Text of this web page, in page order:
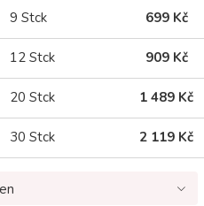
9 Stck 699 Kč
12 Stck 909 Kč
20 Stck 1 489 Kč
30 Stck 2 119 Kč